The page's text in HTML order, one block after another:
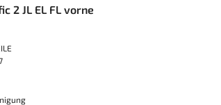
2 JL EL FL vorne